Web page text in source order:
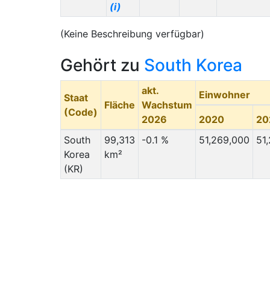
(i)
(Keine Beschreibung verfügbar)
Gehört zu South Korea
Staat
(Code)
Fläche
akt.
Wachstum
2026
Einwohner
2020
South
Korea
(KR)
99,313
km²
-0.1 % 51,269,000